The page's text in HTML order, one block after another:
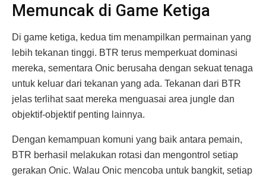
Memuncak di Game Ketiga
Di game ketiga, kedua tim menampilkan permainan yang
lebih tekanan tinggi. BTR terus memperkuat dominasi
mereka, sementara Onic berusaha dengan sekuat tenaga
untuk keluar dari tekanan yang ada. Tekanan dari BTR
jelas terlihat saat mereka menguasai area jungle dan
objektif-objektif penting lainnya.
Dengan kemampuan komuni yang baik antara pemain,
BTR berhasil melakukan rotasi dan mengontrol setiap
gerakan Onic. Walau Onic mencoba untuk bangkit, setiap